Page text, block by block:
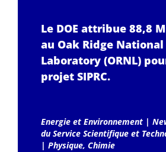
Le DOE attribue 88,8
au Oak Ridge National
Laboratory (ORNL)
projet SIPRC.
Energie et Environnement|
du Service Scientifique et
| Physique, Chimie